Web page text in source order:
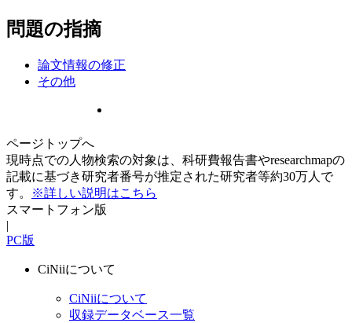
問題の指摘
論文情報の修正
その他
ページトップへ
現時点での人物検索の対象は、科研費報告書やresearchmapの
記載に基づき研究者番号が推定された研究者等約30万人で
す。
※詳しい説明はこちら
スマートフォン版
|
PC版
CiNiiについて
CiNiiについて
収録データベース一覧